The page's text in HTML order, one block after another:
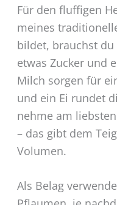
Für den fluffigen
meines
bildet, brauchst du
etwas Zucker und
Milch sorgen für
und ein Ei rundet
nehme am
– das gibt dem
Volumen.
Als Belag